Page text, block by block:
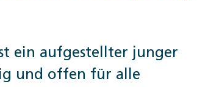
ein aufgestellter junger
und offen für alle